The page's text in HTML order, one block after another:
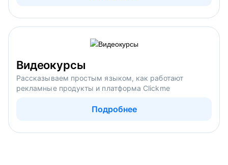
Видеокурсы
Рассказываем простым языком, как работают
рекламные продукты и платформа Clickme
Подробнее